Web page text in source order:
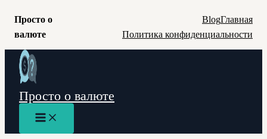
Просто о
валюте
BlogГлавная
Политика конфиденциальности
Перейти
содержимому
Просто о валюте
Main
Menu